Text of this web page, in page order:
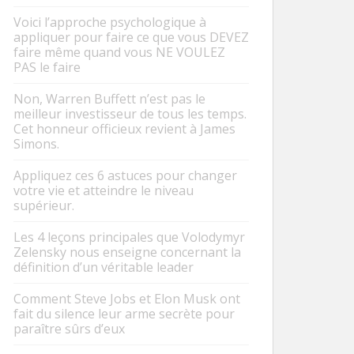
Voici l’approche psychologique à
appliquer pour faire ce que vous DEVEZ
faire même quand vous NE VOULEZ
PAS le faire
Non, Warren Buffett n’est pas le
meilleur investisseur de tous les temps.
Cet honneur officieux revient à James
Simons.
Appliquez ces 6 astuces pour changer
votre vie et atteindre le niveau
supérieur.
Les 4 leçons principales que Volodymyr
Zelensky nous enseigne concernant la
définition d’un véritable leader
Comment Steve Jobs et Elon Musk ont
fait du silence leur arme secrète pour
paraître sûrs d’eux